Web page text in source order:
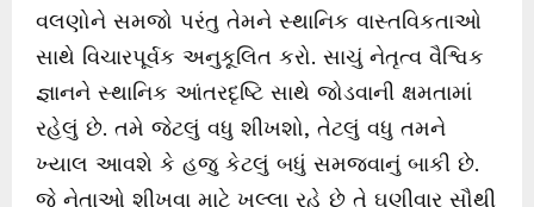
વલણોને સમજો પરંતુ તેમને સ્થાનિક વાસ્તવિકતાઓ
સાથે વિચારપૂર્વક અનુકૂલિત કરો. સાચું નેતૃત્વ વૈશ્વિક
જ્ઞાનને સ્થાનિક આંતરદૃષ્ટિ સાથે જોડવાની ક્ષમતામાં
રહેલું છે. તમે જેટલું વધુ શીખશો, તેટલું વધુ તમને
ખ્યાલ આવશે કે હજુ કેટલું બધું સમજવાનું બાકી છે.
જે નેતાઓ શીખવા માટે ખુલ્લા રહે છે તે ઘણીવાર સૌથી